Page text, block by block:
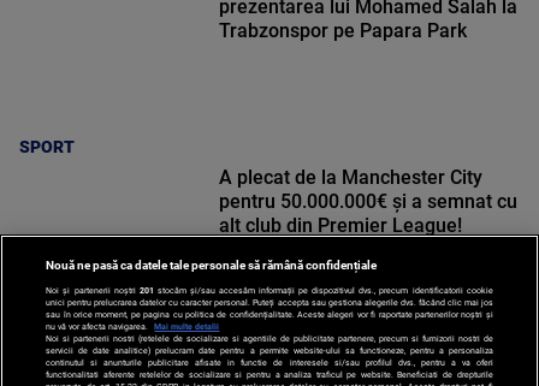
SPORT
prezentarea lui Mohamed Salah la
Trabzonspor pe Papara Park
SPORT
A plecat de la Manchester City
pentru 50.000.000€ și a semnat cu
alt club din Premier League!
Nouă ne pasă ca datele tale personale să rămână confidențiale
Noi și partenerii noștri 201 stocăm și/sau accesăm informații pe dispozitivul dvs., precum identificatorii cookie
unici pentru prelucrarea datelor cu caracter personal. Puteți accepta sau gestiona alegerile dvs. făcând clic mai jos
sau în orice moment, pe pagina cu politica de confidențialitate. Aceste alegeri vor fi raportate partenerilor noștri și
nu vă vor afecta navigarea.
Mai multe detalii
Noi si partenerii nostri (retelele de socializare si agentiile de publicitate partenere, precum si furnizorii nostri de
servicii de date analitice) prelucram date pentru a permite website-ului sa functioneze, pentru a personaliza
continutul si anunturile publicitare afisate in functie de interesele si/sau profilul dvs., pentru a va oferi
functionalitati aferente retelelor de socializare si pentru a analiza traficul pe website. Beneficiati de drepturile